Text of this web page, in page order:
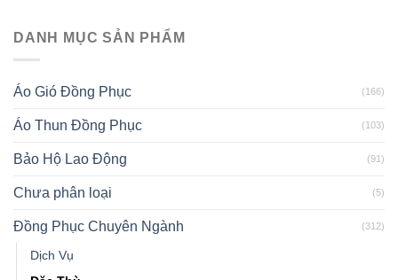
DANH MỤC SẢN PHẨM
Áo Gió Đồng Phục (166)
Áo Thun Đồng Phục (103)
Bảo Hộ Lao Động (91)
Chưa phân loại (5)
Đồng Phục Chuyên Ngành (312)
Dịch Vụ